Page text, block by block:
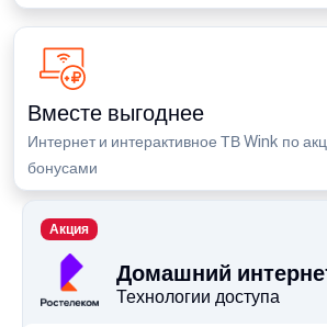
Вместе выгоднее
Интернет и интерактивное ТВ Wink по
бонусами
Домашний
Технологии доступа
Акция